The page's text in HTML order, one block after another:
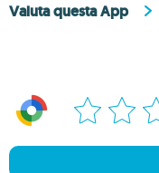
Valuta questa App